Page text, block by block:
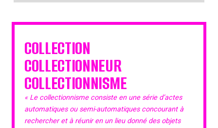
COLLECTION
COLLECTIONNEUR
COLLECTIONNISME
« Le collectionnisme consiste en une série d’actes
automatiques ou semi-automatiques concourant à
rechercher et à réunir en un lieu donné des objets